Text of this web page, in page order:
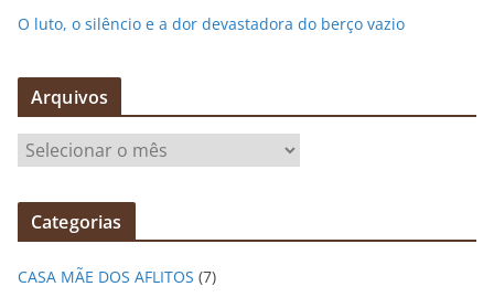
O luto, o silêncio e a dor devastadora do berço vazio
Arquivos
q
v
Categorias
CASA MÃE DOS AFLITOS (7)